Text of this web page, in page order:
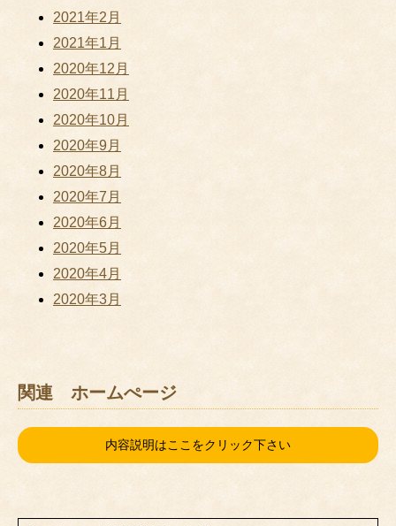
2021年2月
2021年1月
2020年12月
2020年11月
2020年10月
2020年9月
2020年8月
2020年7月
2020年6月
2020年5月
2020年4月
2020年3月
関連 ホームぺージ
内容説明はここをクリック下さい